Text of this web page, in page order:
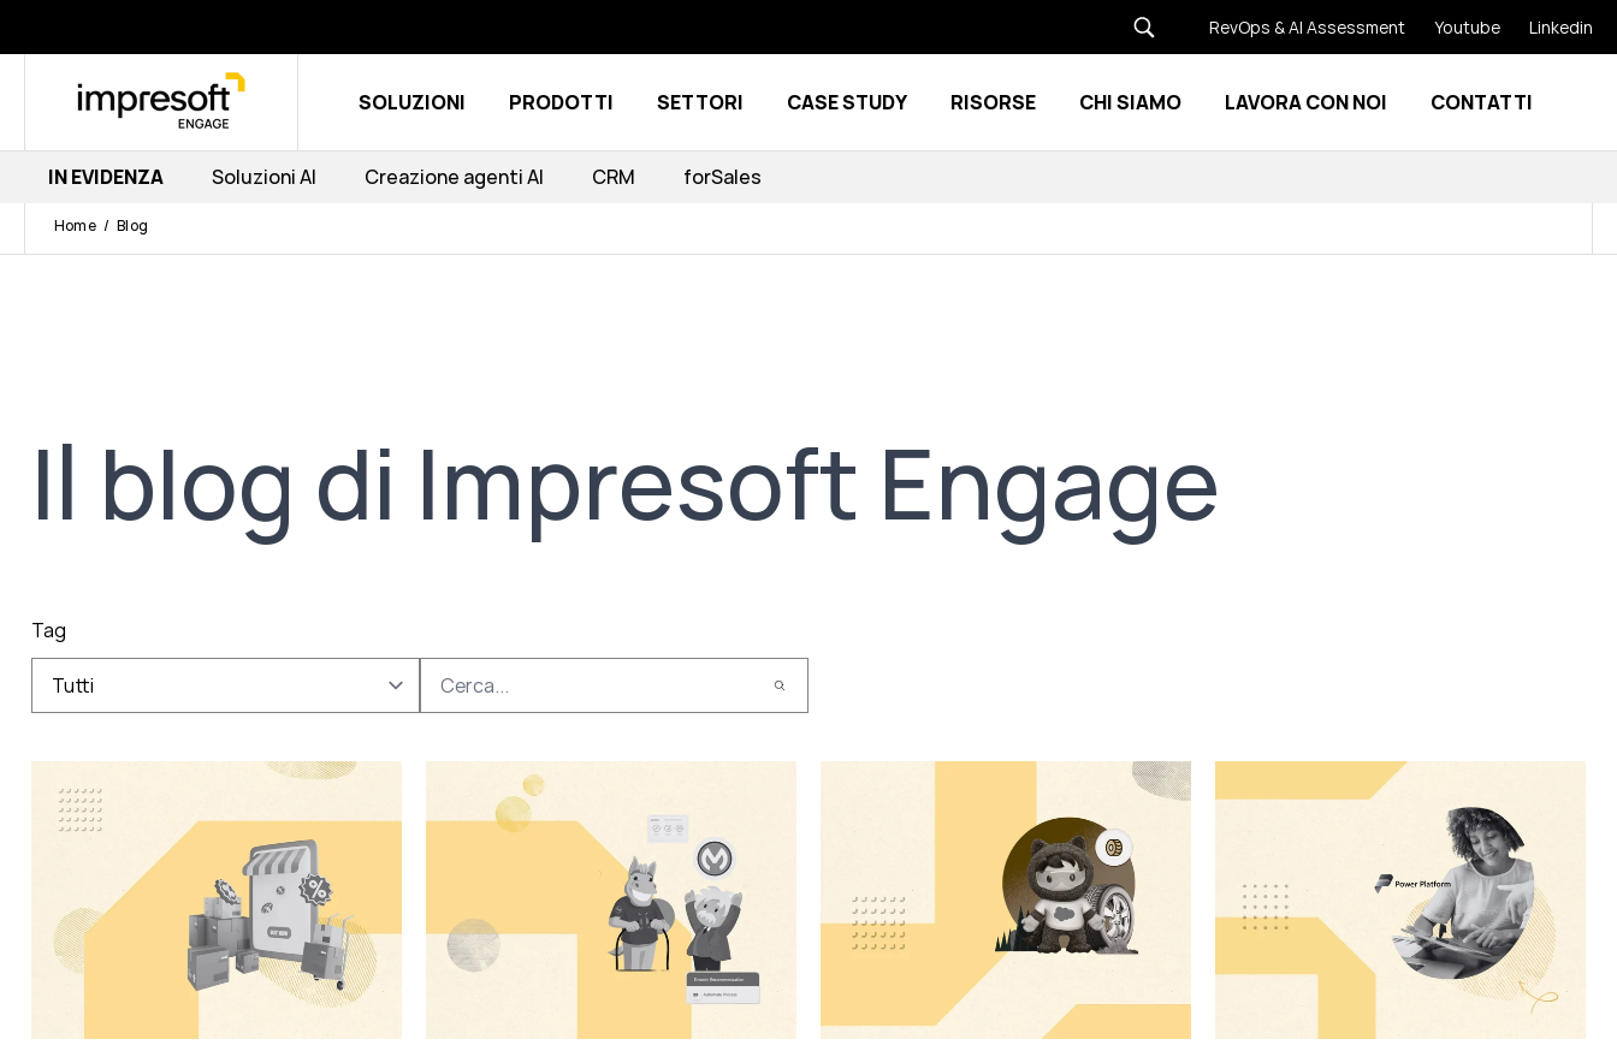
RevOps & AI Assessment Youtube Linkedin
SOLUZIONI PRODOTTI Show submenu for Prodotti
SETTORI Show submenu for Settori
CASE STUDY RISORSE Show submenu for Risorse
CHI SIAMO Show submenu for Chi siamo
LAVORA CON NOI CONTATTI
IN EVIDENZA Soluzioni AI Creazione agenti AI CRM forSales
Home Blog
Il blog di Impresoft Engage
Tag
Tutti